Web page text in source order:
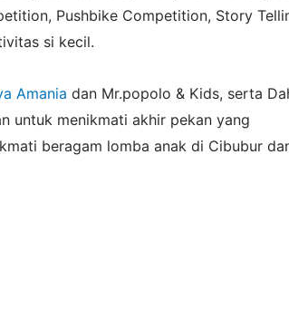
Pushbike Competition, Story
si kecil.
Amania dan Mr.popolo & Kids, serta
untuk menikmati akhir pekan yang
beragam lomba anak di Cibubur